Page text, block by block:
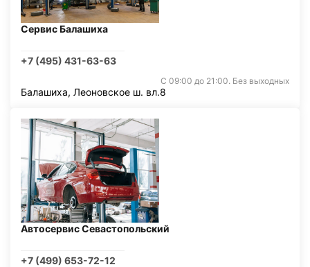
Сервис Балашиха
+7 (495) 431-63-63
С 09:00 до 21:00. Без выходных
Балашиха, Леоновское ш. вл.8
Автосервис Севастопольский
+7 (499) 653-72-12